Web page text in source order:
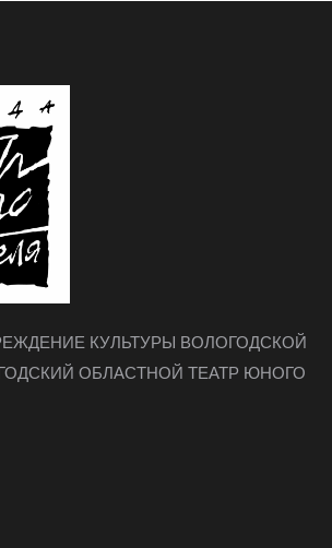
КУЛЬТУРЫ ВОЛОГОДСКОЙ
ОБЛАСТНОЙ ТЕАТР ЮНОГО